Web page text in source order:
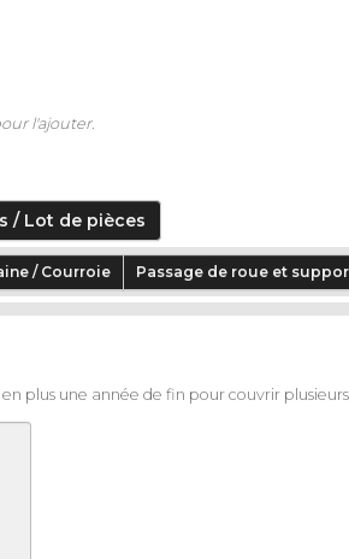
l'ajouter.
/ Lot de pièces
/ Courroie Passage de roue et
plus une année de fin pour couvrir